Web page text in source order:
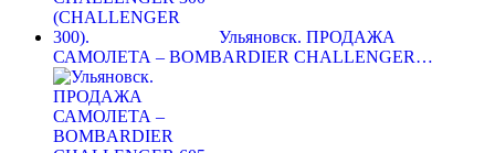
Ульяновск. ПРОДАЖА
САМОЛЕТА – BOMBARDIER CHALLENGER…